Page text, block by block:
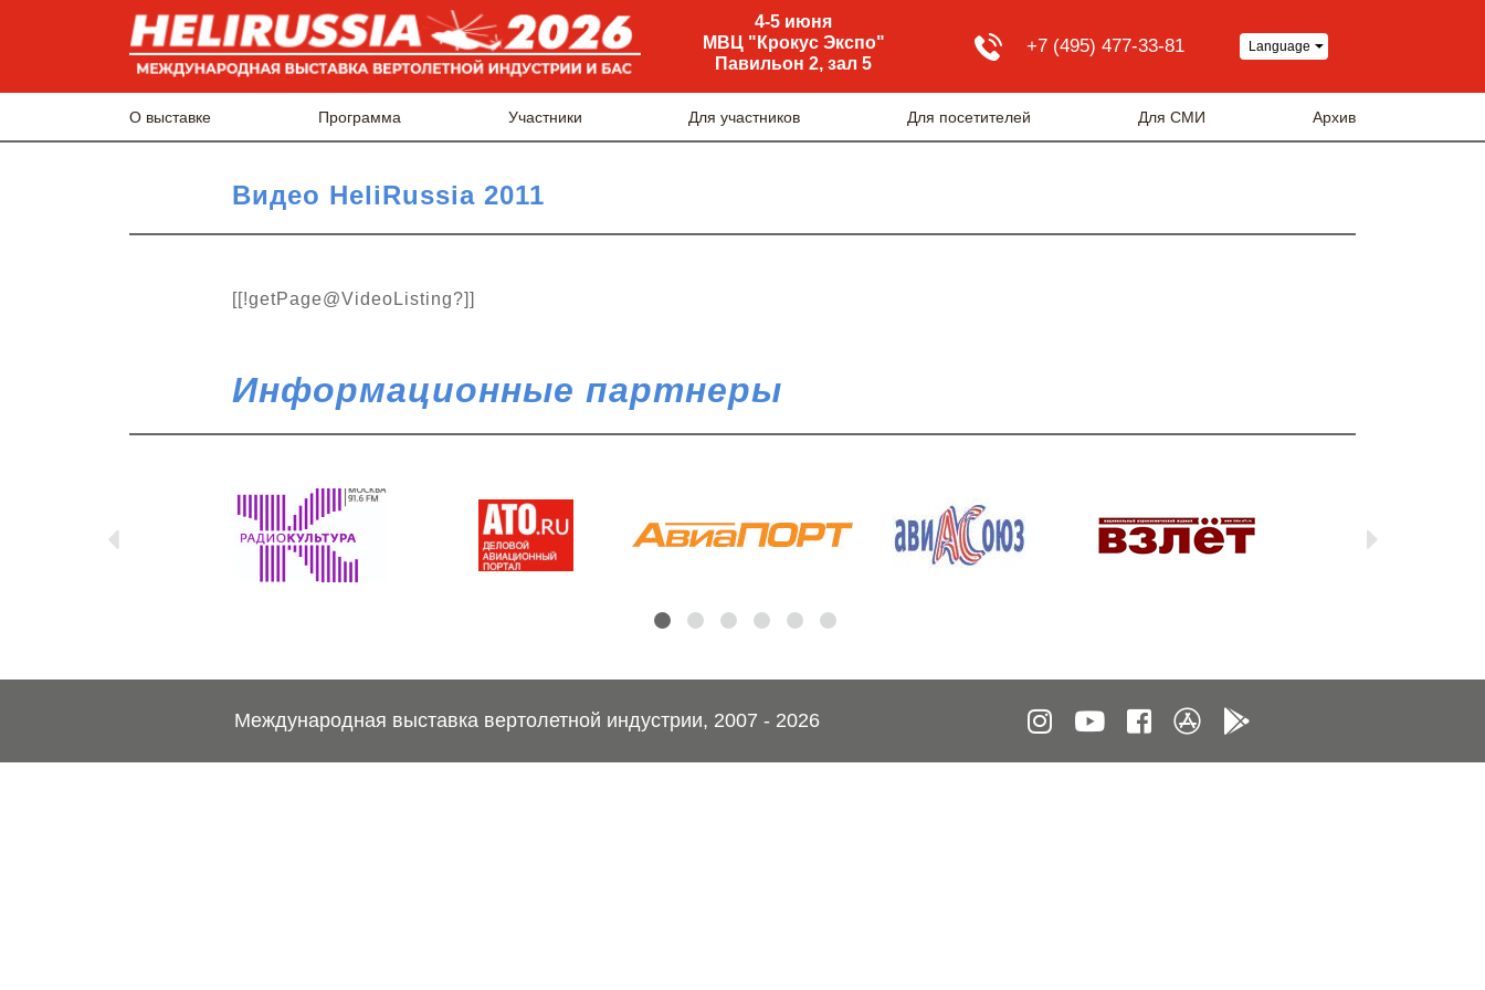
4-5 июня
МВЦ "Крокус Экспо"
Павильон 2, зал 5
+7 (495) 477-33-81 Language
О выставке Программа Участники Для участников Для посетителей Для СМИ Архив
Видео HeliRussia 2011
[[!getPage@VideoListing?]]
Информационные партнеры
Международная выставка вертолетной индустрии, 2007 - 2026